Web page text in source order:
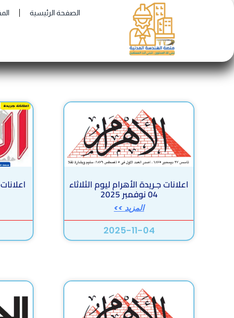
Skip
الصفحة الرئيسية
اعلانات جـريدة الأهرام ليوم الثلاثاء
04 نوفمبر 2025
المزيد >>
2025-11-04